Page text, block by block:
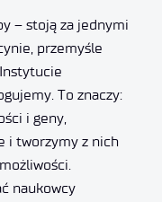
– stoją za jednymi
przemyśle
To znaczy:
i geny,
i tworzymy z nich
naukowcy